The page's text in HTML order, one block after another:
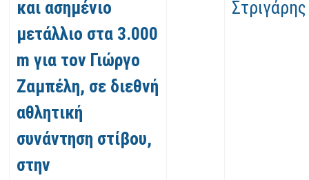
και ασημένιο
μετάλλιο στα 3.000
m για τον Γιώργο
Ζαμπέλη, σε διεθνή
αθλητική
συνάντηση στίβου,
στην
Στριγάρης